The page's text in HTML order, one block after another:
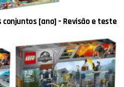
conjuntos [ano] – Revisão e teste